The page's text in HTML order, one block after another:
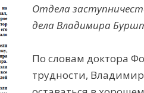
Отдела
дела Владимира
По словам доктора
трудности,